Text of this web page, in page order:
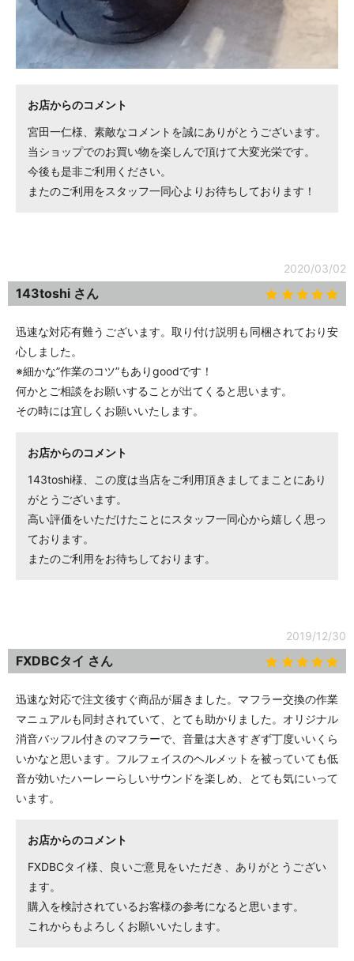
お店からのコメント
宮田一仁様、素敵なコメントを誠にありがとうございます。
当ショップでのお買い物を楽しんで頂けて大変光栄です。
今後も是非ご利用ください。
またのご利用をスタッフ一同心よりお待ちしております！
2020/03/02
143toshi さん
迅速な対応有難うございます。取り付け説明も同梱されており安
心しました。
※細かな”作業のコツ”もありgoodです！
何かとご相談をお願いすることが出てくると思います。
その時には宜しくお願いいたします。
お店からのコメント
143toshi様、この度は当店をご利用頂きましてまことにあり
がとうございます。
高い評価をいただけたことにスタッフ一同心から嬉しく思っ
ております。
またのご利用をお待ちしております。
2019/12/30
FXDBCタイ さん
迅速な対応で注文後すぐ商品が届きました。マフラー交換の作業
マニュアルも同封されていて、とても助かりました。オリジナル
消音バッフル付きのマフラーで、音量は大きすぎず丁度いいくら
いかなと思います。フルフェイスのヘルメットを被っていても低
音が効いたハーレーらしいサウンドを楽しめ、とても気にいって
います。
お店からのコメント
FXDBCタイ様、良いご意見をいただき、ありがとうござい
ます。
購入を検討されているお客様の参考になると思います。
これからもよろしくお願いいたします。